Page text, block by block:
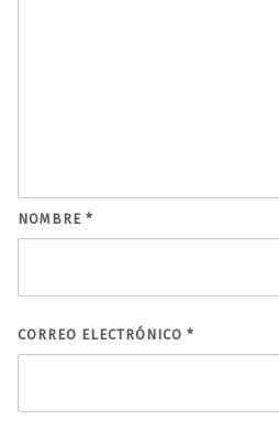
NOMBRE *
CORREO ELECTRÓNICO *